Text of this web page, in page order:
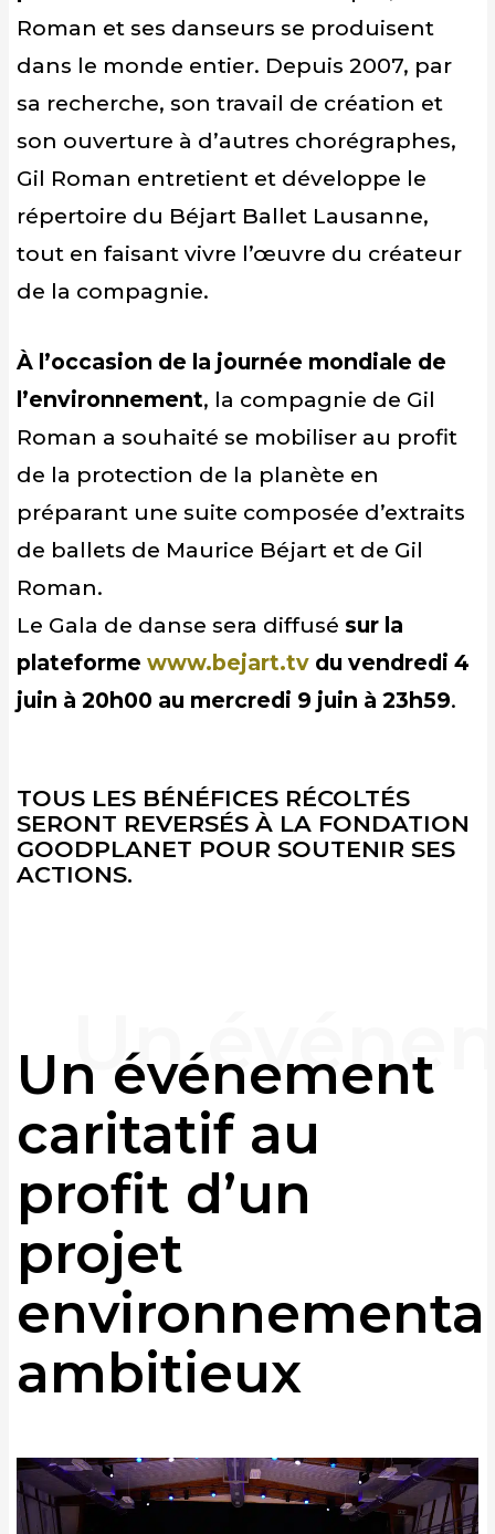
Roman et ses danseurs se produisent
dans le monde entier. Depuis 2007, par
sa recherche, son travail de création et
son ouverture à d’autres chorégraphes,
Gil Roman entretient et développe le
répertoire du Béjart Ballet Lausanne,
tout en faisant vivre l’œuvre du créateur
de la compagnie.
À l’occasion de la journée mondiale de
l’environnement, la compagnie de Gil
Roman a souhaité se mobiliser au profit
de la protection de la planète en
préparant une suite composée d’extraits
de ballets de Maurice Béjart et de Gil
Roman.
Le Gala de danse sera diffusé sur la
plateforme www.bejart.tv du vendredi 4
juin à 20h00 au mercredi 9 juin à 23h59.
TOUS LES BÉNÉFICES RÉCOLTÉS
SERONT REVERSÉS À LA FONDATION
GOODPLANET POUR SOUTENIR SES
ACTIONS.
Un événement
caritatif au
profit d’un
projet
ambitieux